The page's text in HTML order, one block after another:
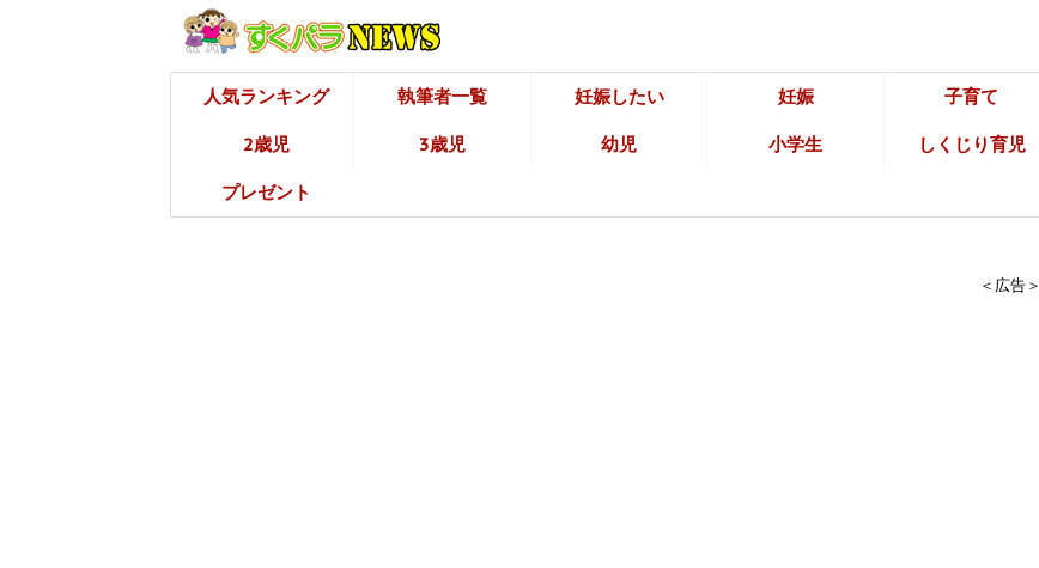
人気ランキング 執筆者一覧 妊娠したい 妊娠 子育て
2歳児 3歳児 幼児 小学生 しくじり育児
プレゼント
＜広告＞